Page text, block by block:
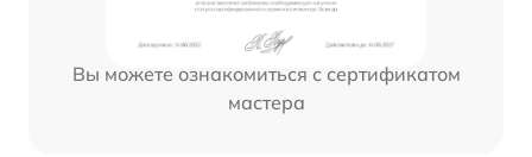
Вы можете ознакомиться с сертификатом
мастера